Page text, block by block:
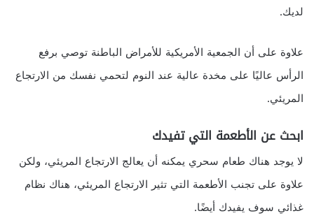
لديك.
علاوة على أن الجمعية الأمريكية للأمراض الباطنة توصي برفع
الرأس عاليًا على مخدة عالية عند النوم لتحمي نفسك من الارتجاع
المريئي.
ابحث عن الأطعمة التي تفيدك
لا يوجد هناك طعام سحري يمكنه أن يعالج الارتجاع المريئي، ولكن
علاوة على تجنب الأطعمة التي تثير الارتجاع المريئي، هناك نظام
غذائي سوف يفيدك أيضًا.